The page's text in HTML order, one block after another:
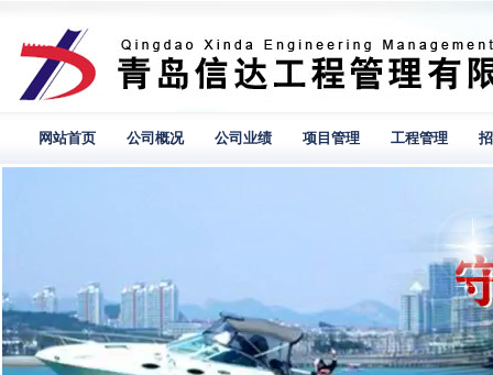
网站首页 公司概况 公司业绩 项目管理 工程管理